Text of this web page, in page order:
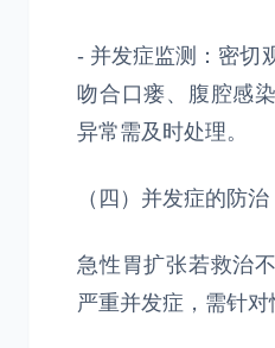
- 并发症监测：密切
吻合口瘘、腹腔感
异常需及时处理。
（四）并发症的防治
急性胃扩张若救治
严重并发症，需针对